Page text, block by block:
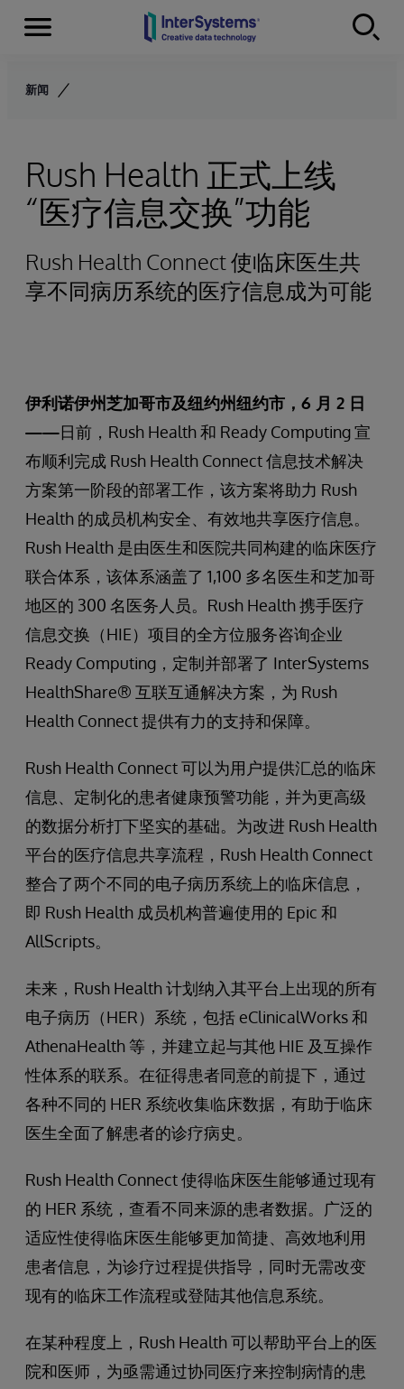
Skip to content
Menu
新闻
Rush Health 正式上线
“医疗信息交换”功能
Rush Health Connect 使临床医生共
享不同病历系统的医疗信息成为可能
伊利诺伊州芝加哥市及纽约州纽约市，6 月 2 日
——日前，Rush Health 和 Ready Computing 宣
布顺利完成 Rush Health Connect 信息技术解决
方案第一阶段的部署工作，该方案将助力 Rush
Health 的成员机构安全、有效地共享医疗信息。
Rush Health 是由医生和医院共同构建的临床医疗
联合体系，该体系涵盖了 1,100 多名医生和芝加哥
地区的 300 名医务人员。Rush Health 携手医疗
信息交换（HIE）项目的全方位服务咨询企业
Ready Computing，定制并部署了 InterSystems
HealthShare® 互联互通解决方案，为 Rush
Health Connect 提供有力的支持和保障。
Rush Health Connect 可以为用户提供汇总的临床
信息、定制化的患者健康预警功能，并为更高级
的数据分析打下坚实的基础。为改进 Rush Health
平台的医疗信息共享流程，Rush Health Connect
整合了两个不同的电子病历系统上的临床信息，
即 Rush Health 成员机构普遍使用的 Epic 和
AllScripts。
未来，Rush Health 计划纳入其平台上出现的所有
电子病历（HER）系统，包括 eClinicalWorks 和
AthenaHealth 等，并建立起与其他 HIE 及互操作
性体系的联系。在征得患者同意的前提下，通过
各种不同的 HER 系统收集临床数据，有助于临床
医生全面了解患者的诊疗病史。
Rush Health Connect 使得临床医生能够通过现有
的 HER 系统，查看不同来源的患者数据。广泛的
适应性使得临床医生能够更加简捷、高效地利用
患者信息，为诊疗过程提供指导，同时无需改变
现有的临床工作流程或登陆其他信息系统。
在某种程度上，Rush Health 可以帮助平台上的医
院和医师，为亟需通过协同医疗来控制病情的患